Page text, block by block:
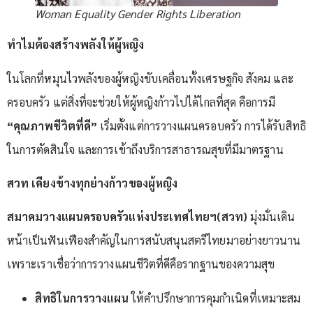
Woman Equality Gender Rights Liberation
ทำไมต้องสร้างพลังให้ผู้หญิง
ในโลกที่หมุนไวพลังของผู้หญิงขับเคลื่อนทั้งเศรษฐกิจ สังคม และ
ครอบครัว แต่สิ่งที่จะช่วยให้ผู้หญิงก้าวไปได้ไกลที่สุด คือการมี
“คุณภาพชีวิตที่ดี” เริ่มตั้งแต่การวางแผนครอบครัว การได้รับสิทธิ
ในการตัดสินใจ และการเข้าถึงบริการสาธารณสุขที่มีมาตรฐาน
สวท เคียงข้างทุกย่างก้าวของผู้หญิง
สมาคมวางแผนครอบครัวแห่งประเทศไทยฯ(สวท) มุ่งมั่นเดิน
หน้าเป็นฟันเฟืองสำคัญในการสนับสนุนสตรีไทยมาอย่างยาวนาน
เพราะเราเชื่อว่าการวางแผนชีวิตที่ดีคือรากฐานของความสุข
สิทธิในการวางแผนให้คำปรึกษาการคุมกำเนิดที่เหมาะสม